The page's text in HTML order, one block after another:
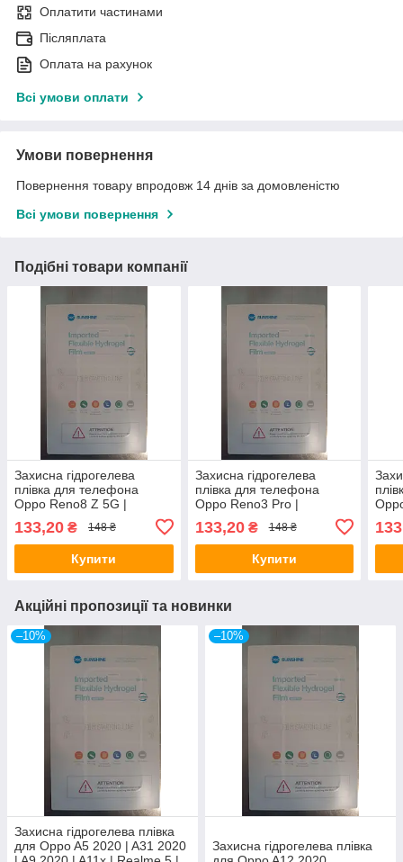
Оплатити частинами
Післяплата
Оплата на рахунок
Всі умови оплати
Умови повернення
Повернення товару впродовж 14 днів за домовленістю
Всі умови повернення
Подібні товари компанії
Захисна гідрогелева
плівка для телефона
Oppo Reno8 Z 5G |
133,20 ₴ 148 ₴
Купити
Захисна гідрогелева
плівка для телефона
Oppo Reno3 Pro |
133,20₴ 148 ₴
Купити
Акційні пропозиції та новинки
–10%
Захисна гідрогелева плівка
для Oppo A5 2020 | A31 2020
–10%
Захисна гідрогелева плівка